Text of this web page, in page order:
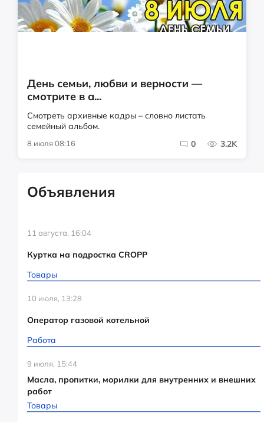
День семьи, любви и верности —
смотрите в а...
Смотреть архивные кадры – словно листать
семейный альбом.
8 июля 08:16 0 3.2K
Объявления
11 августа, 16:04
Куртка на подростка CROPP
Товары
10 июля, 13:28
Оператор газовой котельной
Работа
9 июля, 15:44
Масла, пропитки, морилки для внутренних и внешних
работ
Товары